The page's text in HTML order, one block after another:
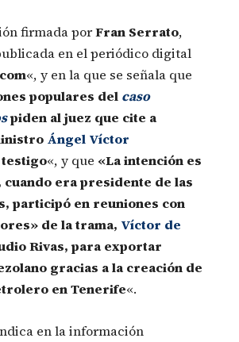
firmada porFran Serrato,
en el periódico digital
«, y en la que se señala que
populares del caso
piden al juez que cite a
Ángel Víctor
testigo«, y que «La intención es
cuando era presidente de las
participó en reuniones con
de la trama, Víctor de
Rivas, para exportar
gracias a la creación de
en Tenerife«.
en la información